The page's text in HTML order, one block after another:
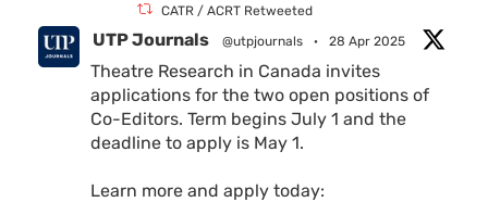
CATR / ACRT Retweeted
UTP Journals @utpjournals · 28 Apr 2025
Theatre Research in Canada invites
applications for the two open positions of
Co-Editors. Term begins July 1 and the
deadline to apply is May 1.
Learn more and apply today: